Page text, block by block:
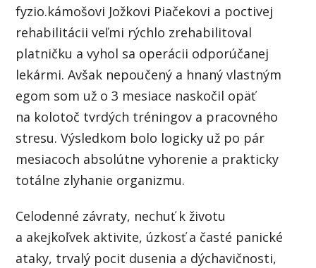
fyzio.kámošovi Jožkovi Piačekovi a poctivej
rehabilitácii veľmi rýchlo zrehabilitoval
platničku a vyhol sa operácii odporúčanej
lekármi. Avšak nepoučený a hnaný vlastným
egom som už o 3 mesiace naskočil opäť
na kolotoč tvrdých tréningov a pracovného
stresu. Výsledkom bolo logicky už po pár
mesiacoch absolútne vyhorenie a prakticky
totálne zlyhanie organizmu.
Celodenné závraty, nechuť k životu
a akejkoľvek aktivite, úzkosť a časté panické
ataky, trvalý pocit dusenia a dýchavičnosti,